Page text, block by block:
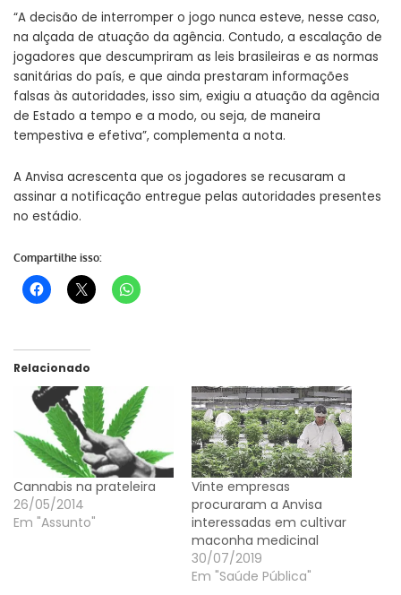
“A decisão de interromper o jogo nunca esteve, nesse caso,
na alçada de atuação da agência. Contudo, a escalação de
jogadores que descumpriram as leis brasileiras e as normas
sanitárias do país, e que ainda prestaram informações
falsas às autoridades, isso sim, exigiu a atuação da agência
de Estado a tempo e a modo, ou seja, de maneira
tempestiva e efetiva”, complementa a nota.
A Anvisa acrescenta que os jogadores se recusaram a
assinar a notificação entregue pelas autoridades presentes
no estádio.
Compartilhe isso:
Relacionado
Cannabis na prateleira
26/05/2014
Em "Assunto"
Vinte empresas
procuraram a Anvisa
interessadas em cultivar
maconha medicinal
30/07/2019
Em "Saúde Pública"